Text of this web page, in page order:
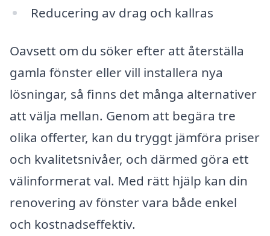
Reducering av drag och kallras
Oavsett om du söker efter att återställa
gamla fönster eller vill installera nya
lösningar, så finns det många alternativer
att välja mellan. Genom att begära tre
olika offerter, kan du tryggt jämföra priser
och kvalitetsnivåer, och därmed göra ett
välinformerat val. Med rätt hjälp kan din
renovering av fönster vara både enkel
och kostnadseffektiv.